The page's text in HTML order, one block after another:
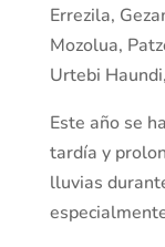
Errezila,
Mozolua,
Urtebi
Este año se
tardía y
lluvias